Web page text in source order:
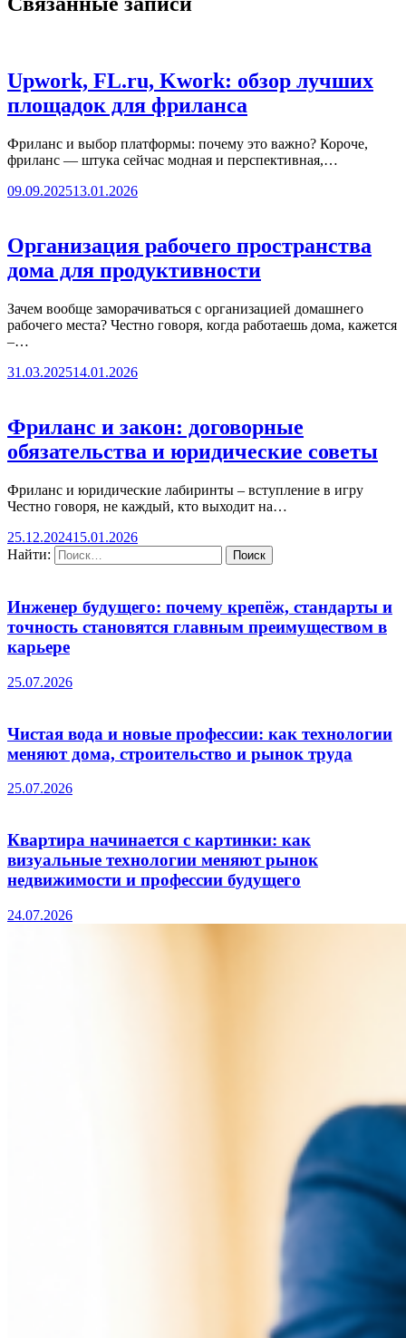
Upwork, FL.ru, Kwork: обзор лучших
площадок для фриланса
Фриланс и выбор платформы: почему это важно? Короче,
фриланс — штука сейчас модная и перспективная,…
09.09.202513.01.2026
Организация рабочего пространства
дома для продуктивности
Зачем вообще заморачиваться с организацией домашнего
рабочего места? Честно говоря, когда работаешь дома, кажется
–…
31.03.202514.01.2026
Фриланс и закон: договорные
обязательства и юридические советы
Фриланс и юридические лабиринты – вступление в игру
Честно говоря, не каждый, кто выходит на…
25.12.202415.01.2026
Найти:
Инженер будущего: почему крепёж, стандарты и
точность становятся главным преимуществом в
карьере
25.07.2026
Чистая вода и новые профессии: как технологии
меняют дома, строительство и рынок труда
25.07.2026
Квартира начинается с картинки: как
визуальные технологии меняют рынок
недвижимости и профессии будущего
24.07.2026